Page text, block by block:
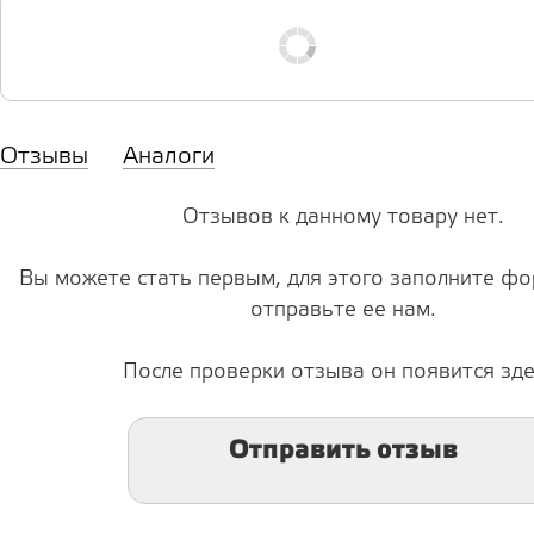
Отзывы Аналоги
Отзывов к данному товару нет.
Вы можете стать первым, для этого заполните
отправьте ее нам.
После проверки отзыва он появится
Отправить отзыв